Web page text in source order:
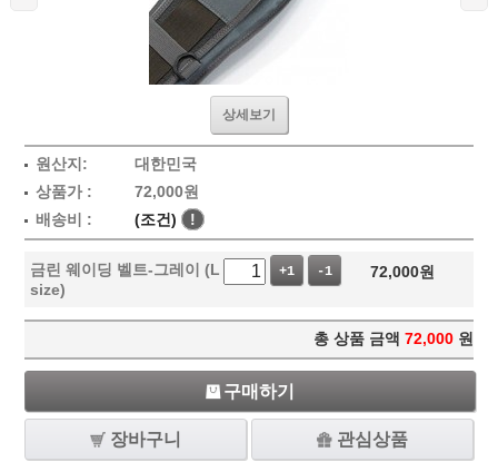
상세보기
원산지:
대한민국
상품가 :
72,000원
배송비 :
(조건) !
금린 웨이딩 벨트-그레이 (L
size)
+1 -1 72,000원
총 상품 금액 72,000 원
구매하기
장바구니 관심상품